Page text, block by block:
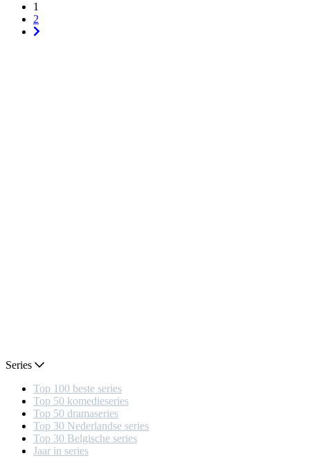
1
2
Series
Top 100 beste series
Top 50 komedieseries
Top 50 dramaseries
Top 30 Nederlandse series
Top 30 Belgische series
Jaar in series